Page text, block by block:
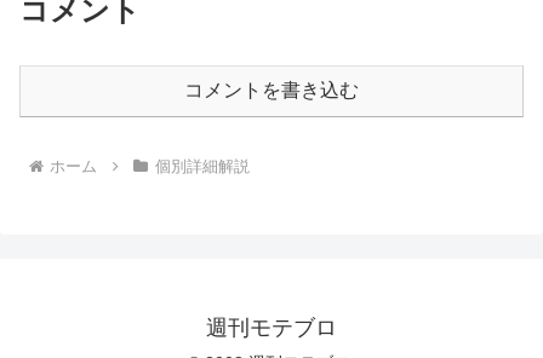
コメント
コメントを書き込む
ホーム 個別詳細解説
週刊モテブロ